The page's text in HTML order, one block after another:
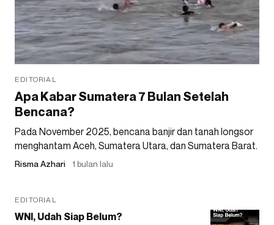
EDITORIAL
Apa Kabar Sumatera 7 Bulan Setelah
Bencana?
Pada November 2025, bencana banjir dan tanah longsor
menghantam Aceh, Sumatera Utara, dan Sumatera Barat.
Risma Azhari 1 bulan lalu
EDITORIAL
WNI, Udah Siap Belum?